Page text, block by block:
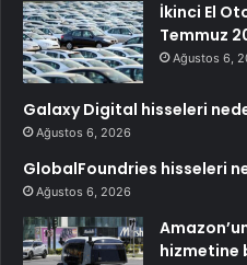
İkinci El
Temmuz
Ağustos 6,
Galaxy Digital hisseleri
Ağustos 6, 2026
GlobalFoundries hisseleri
Ağustos 6, 2026
hizmetine